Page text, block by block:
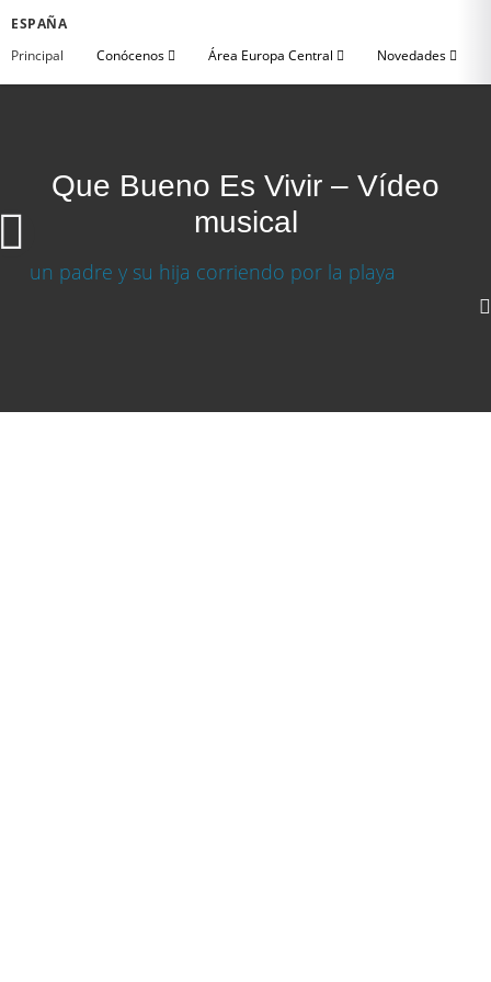
ESPAÑA
Principal
Conócenos Área Europa Central Novedades
Que Bueno Es Vivir – Vídeo
musical